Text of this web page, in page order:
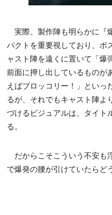
実際、製作陣も明らかに『
パクトを重要視しており、ポ
ャスト陣を遠くに置いて「爆
前面に押し出しているものが
えばブロッコリー！」といっ
るが、それでもキャスト陣よ
づけるビジュアルは、タイト
る。
だからこそこういう不安も
で爆発の腰が引けていたらど